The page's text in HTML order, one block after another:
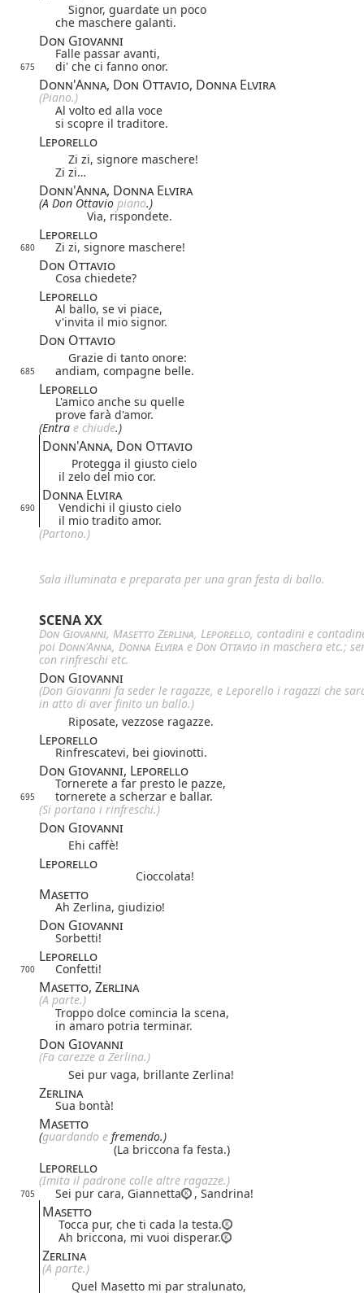
Signor, guardate un poco
che maschere galanti.
Don Giovanni
Falle passar avanti,
675 di' che ci fanno onor.
Donn'Anna, Don Ottavio, Donna Elvira
(Piano.)
Al volto ed alla voce
si scopre il traditore.
Leporello
Zi zi, signore maschere!
Zi zi…
Donn'Anna, Donna Elvira
(A Don Ottavio piano.)
Via, rispondete.
Leporello
680 Zi zi, signore maschere!
Don Ottavio
Cosa chiedete?
Leporello
Al ballo, se vi piace,
v'invita il mio signor.
Don Ottavio
Grazie di tanto onore:
685 andiam, compagne belle.
Leporello
L'amico anche su quelle
prove farà d'amor.
(Entra e chiude.)
Donn'Anna, Don Ottavio
Protegga il giusto cielo
il zelo del mio cor.
Donna Elvira
690
Vendichi il giusto cielo
il mio tradito amor.
(Partono.)
Sala illuminata e preparata per una gran festa di ballo.
SCENA XX
Don Giovanni, Masetto Zerlina, Leporello, contadini e
poi Donn'Anna, Donna Elvira e Don Ottavio in maschera etc.;
con rinfreschi etc.
Don Giovanni
(Don Giovanni fa seder le ragazze, e Leporello i ragazzi che
in atto di aver finito un ballo.)
Riposate, vezzose ragazze.
Leporello
Rinfrescatevi, bei giovinotti.
Don Giovanni, Leporello
Tornerete a far presto le pazze,
695
tornerete a scherzar e ballar.
(Si portano i rinfreschi.)
Don Giovanni
Ehi caffè!
Leporello
Cioccolata!
Masetto
Ah Zerlina, giudizio!
Don Giovanni
Sorbetti!
Leporello
700 Confetti!
Masetto, Zerlina
(A parte.)
Troppo dolce comincia la scena,
in amaro potria terminar.
Don Giovanni
(Fa carezze a Zerlina.)
Sei pur vaga, brillante Zerlina!
Zerlina
Sua bontà!
Masetto
(guardando e fremendo.)
(La briccona fa festa.)
Leporello
(Imita il padrone colle altre ragazze.)
705 Sei pur cara, Giannetta , Sandrina!
Masetto
Tocca pur, che ti cada la testa.
Ah briccona, mi vuoi disperar.
Zerlina
(A parte.)
Quel Masetto mi par stralunato,